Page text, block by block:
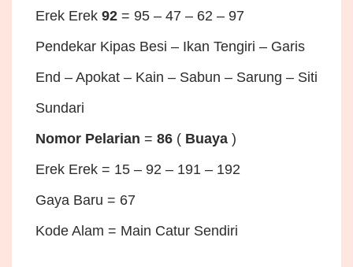
Erek Erek 92 = 95 – 47 – 62 – 97
Pendekar Kipas Besi – Ikan Tengiri – Garis
End – Apokat – Kain – Sabun – Sarung – Siti
Sundari
Nomor Pelarian = 86 ( Buaya )
Erek Erek = 15 – 92 – 191 – 192
Gaya Baru = 67
Kode Alam = Main Catur Sendiri